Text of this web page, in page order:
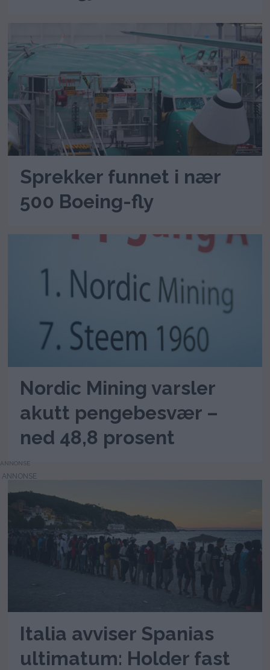
Sprekker funnet i nær
500 Boeing-fly
Nordic Mining varsler
akutt pengebesvær –
ned 48,8 prosent
ANNONSE
Italia avviser Spanias
ultimatum: Holder fast